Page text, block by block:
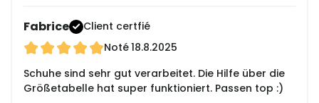
Fabrice
Client certfié
Noté18.8.2025
Schuhe sind sehr gut verarbeitet. Die Hilfe über die
Größetabelle hat super funktioniert. Passen top :)